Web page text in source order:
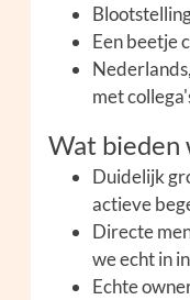
Een beetje
met
Wat bieden
Duidelijk
actieve
Directe
we echt in
Echte